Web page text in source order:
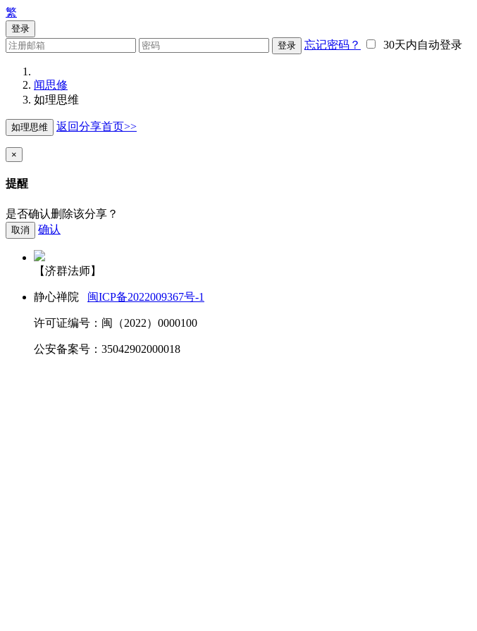
繁
登录
登录
忘记密码？ 30天内自动登录
闻思修
如理思维
如理思维 返回分享首页>>
×
提醒
是否确认删除该分享？
取消 确认
【济群法师】
静心禅院 闽ICP备2022009367号-1
许可证编号：闽（2022）0000100
公安备案号：35042902000018